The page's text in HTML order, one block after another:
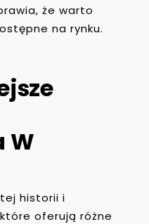
że warto
na rynku.
W
historii i
oferują różne